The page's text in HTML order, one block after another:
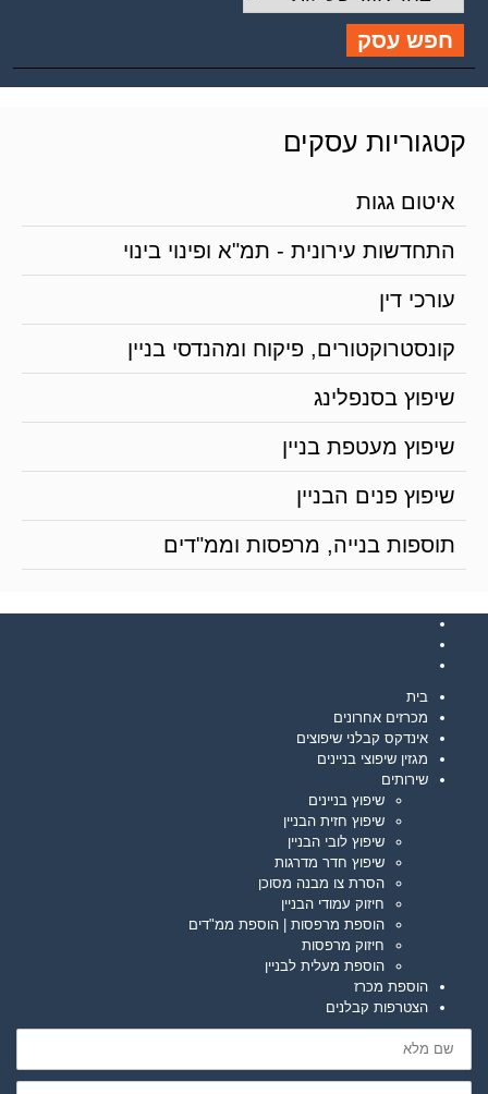
חפש עסק
קטגוריות עסקים
איטום גגות
התחדשות עירונית - תמ"א ופינוי בינוי
עורכי דין
קונסטרוקטורים, פיקוח ומהנדסי בניין
שיפוץ בסנפלינג
שיפוץ מעטפת בניין
שיפוץ פנים הבניין
תוספות בנייה, מרפסות וממ"דים
b
o
o
k
t
t
e
r
o
g
l
e
+
בית
מכרזים אחרונים
אינדקס קבלני שיפוצים
מגזין שיפוצי בניינים
שירותים
שיפוץ בניינים
שיפוץ חזית הבניין
שיפוץ לובי הבניין
שיפוץ חדר מדרגות
הסרת צו מבנה מסוכן
חיזוק עמודי הבניין
הוספת מרפסות | הוספת ממ"דים
חיזוק מרפסות
הוספת מעלית לבניין
הוספת מכרז
הצטרפות קבלנים
שם
מלא
דוא"ל